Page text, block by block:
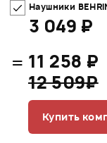
Наушники
3 049 ₽
= 11 258 ₽
12 509₽
Купить